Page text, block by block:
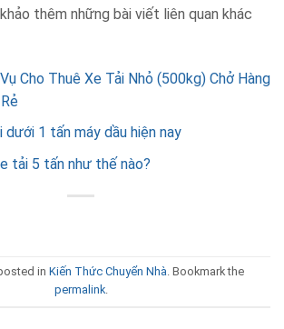
thêm những bài viết liên quan khác
Cho Thuê Xe Tải Nhỏ (500kg) Chở Hàng
dưới 1 tấn máy dầu hiện nay
tải 5 tấn như thế nào?
in Kiến Thức Chuyển Nhà. Bookmark the
permalink.